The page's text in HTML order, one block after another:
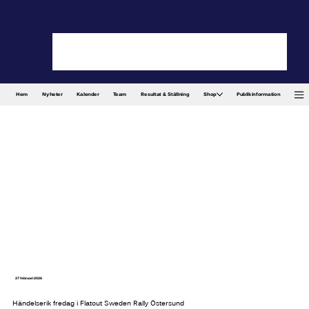
Hem Nyheter Kalender Team Resultat & Ställning Shop Publikinformation
27 februari 2026
Händelserik fredag i Flatout Sweden Rally Östersund